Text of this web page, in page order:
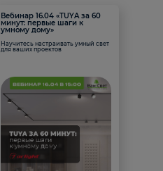
Вебинар 16.04 «TUYA за 60
минут: первые шаги к
умному дому»
Научитесь настраивать умный свет
для ваших проектов